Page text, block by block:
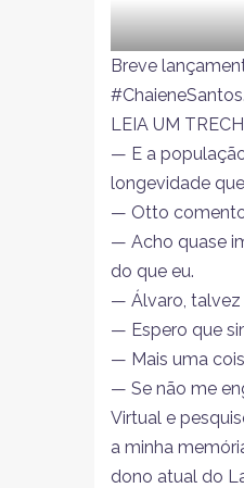
Breve
LEIA UM
— E a
longevidade
— Otto
— Acho quase
do que eu.
— Álvaro, talvez
— Espero que
— Mais uma
— Se não me
Virtual e
a minha
dono atual do